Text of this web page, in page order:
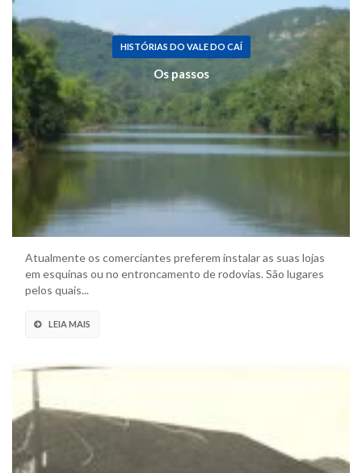
HISTÓRIAS DO VALE DO CAÍ
Os passos
Atualmente os comerciantes preferem instalar as suas lojas
em esquinas ou no entroncamento de rodovias. São lugares
pelos quais...
LEIA MAIS